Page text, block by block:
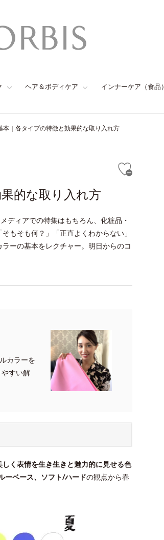
ヘア＆ボディケア インナーケア（食品）
本｜各タイプの特徴と効果的な取り入れ方
的な取り入れ方
ディアでの特集はもちろん、化粧品・
もそも何？」「正直よくわからない」
ーの基本をレクチャー。明日からのコ
カラーを
すい解
く表情を生き生きと魅力的に見せる色
ーベース、ソフト/ハードの観点から春